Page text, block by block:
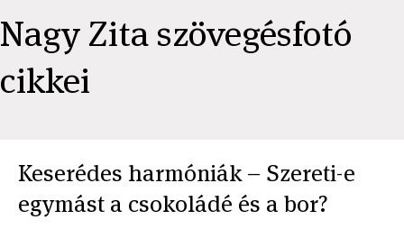
Nagy Zita szövegésfotó
cikkei
Keserédes harmóniák – Szereti-e
egymást a csokoládé és a bor?